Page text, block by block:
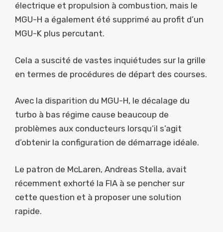
électrique et propulsion à combustion, mais le
MGU-H a également été supprimé au profit d’un
MGU-K plus percutant.
Cela a suscité de vastes inquiétudes sur la grille
en termes de procédures de départ des courses.
Avec la disparition du MGU-H, le décalage du
turbo à bas régime cause beaucoup de
problèmes aux conducteurs lorsqu’il s’agit
d’obtenir la configuration de démarrage idéale.
Le patron de McLaren, Andreas Stella, avait
récemment exhorté la FIA à se pencher sur
cette question et à proposer une solution
rapide.